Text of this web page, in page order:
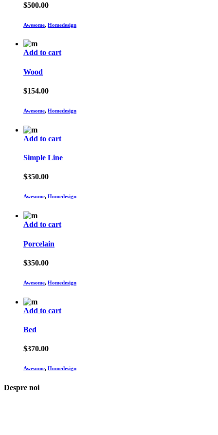
$500.00
Awesome, Homedesign
Add to cart
Wood
$154.00
Awesome, Homedesign
Add to cart
Simple Line
$350.00
Awesome, Homedesign
Add to cart
Porcelain
$350.00
Awesome, Homedesign
Add to cart
Bed
$370.00
Awesome, Homedesign
Despre noi